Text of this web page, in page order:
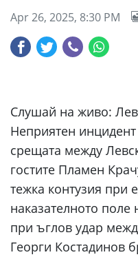
Apr 26, 2025, 8:30 PM
Слушай на живо:
Неприятен
срещата между
гостите Пламен
тежка контузия при
наказателното поле
при ъглов удар
Георги Костадинов